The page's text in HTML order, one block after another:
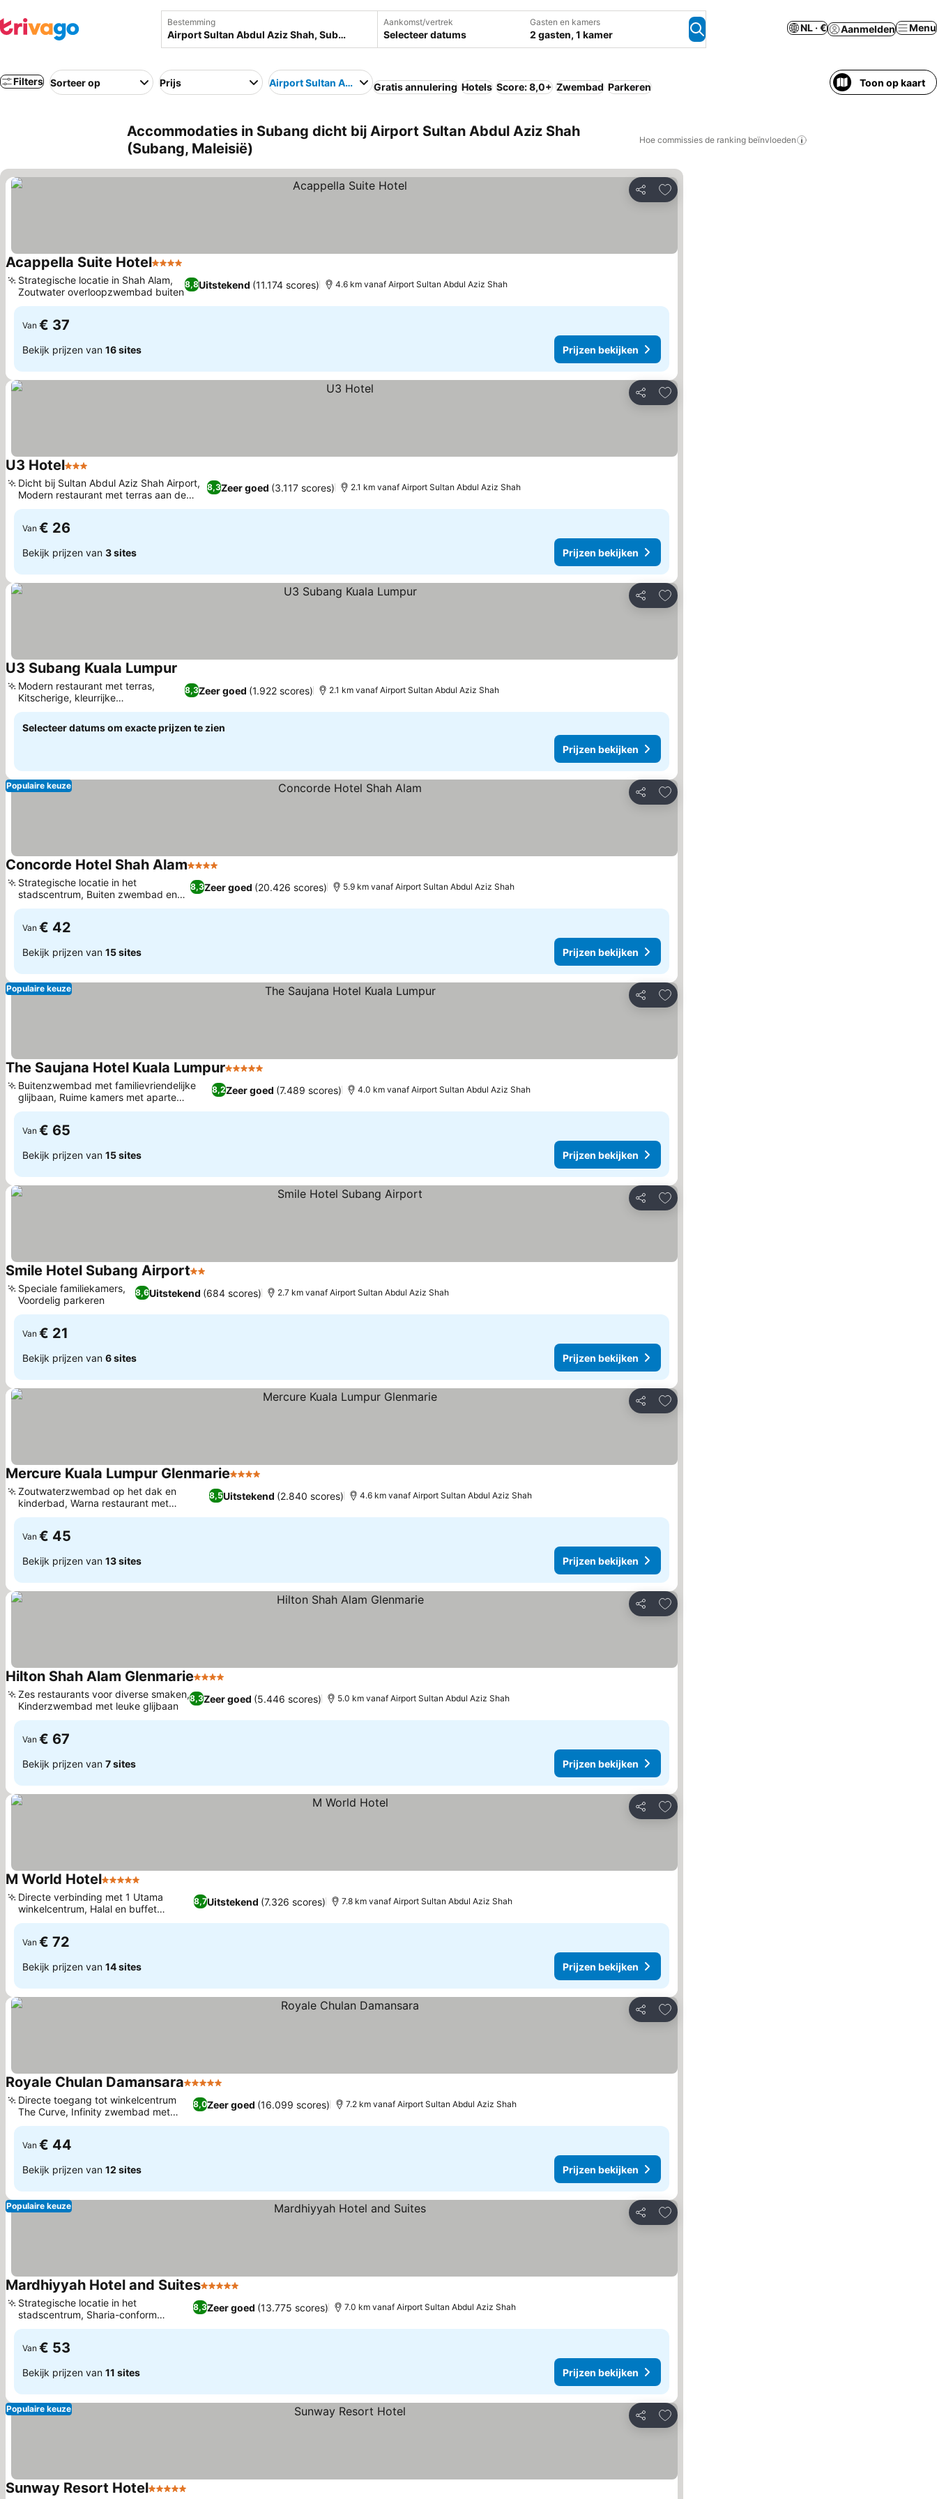
Bestemming Aankomst/vertrek
Selecteer datums
Gasten en kamers
2 gasten, 1 kamer
NL · € Aanmelden Menu
Filters Sorteer op Prijs Airport Sultan Abdul Aziz ShahGratis annulering Hotels Score: 8,0+ Zwembad Parkeren Toon op kaart
Accommodaties in Subang dicht bij Airport Sultan Abdul Aziz Shah
(Subang, Maleisië)
Hoe commissies de ranking beïnvloeden
Delen
Toevoegen aan favorieten
Acappella Suite Hotel4 Sterren
8,8Uitstekend (11.174 scores)
Strategische locatie in Shah Alam,
Zoutwater overloopzwembad buiten
4.6 km vanaf Airport Sultan Abdul Aziz Shah
Van € 37
Bekijk prijzen van 16 sites Prijzen bekijken
Delen
Toevoegen aan favorieten
U3 Hotel3 Sterren
8,3Zeer goed (3.117 scores)
Dicht bij Sultan Abdul Aziz Shah Airport,
Modern restaurant met terras aan de
stoep
2.1 km vanaf Airport Sultan Abdul Aziz Shah
Van € 26
Bekijk prijzen van 3 sites Prijzen bekijken
Delen
Toevoegen aan favorieten
U3 Subang Kuala Lumpur
8,3Zeer goed (1.922 scores)
Modern restaurant met terras,
Kitscherige, kleurrijke
kamerontwerpen
2.1 km vanaf Airport Sultan Abdul Aziz Shah
Selecteer datums om exacte prijzen te zien
Prijzen bekijken
Delen
Toevoegen aan favorieten
Populaire keuze
Concorde Hotel Shah Alam4 Sterren
8,3Zeer goed (20.426 scores)
Strategische locatie in het
stadscentrum, Buiten zwembad en
kinderbaden
5.9 km vanaf Airport Sultan Abdul Aziz Shah
Van € 42
Bekijk prijzen van 15 sites Prijzen bekijken
Delen
Toevoegen aan favorieten
Populaire keuze
The Saujana Hotel Kuala Lumpur5 Sterren
8,2Zeer goed (7.489 scores)
Buitenzwembad met familievriendelijke
glijbaan, Ruime kamers met aparte
woonruimtes
4.0 km vanaf Airport Sultan Abdul Aziz Shah
Van € 65
Bekijk prijzen van 15 sites Prijzen bekijken
Delen
Toevoegen aan favorieten
Smile Hotel Subang Airport2 Sterren
8,6Uitstekend (684 scores)
Speciale familiekamers,
Voordelig parkeren
2.7 km vanaf Airport Sultan Abdul Aziz Shah
Van € 21
Bekijk prijzen van 6 sites Prijzen bekijken
Delen
Toevoegen aan favorieten
Mercure Kuala Lumpur Glenmarie4 Sterren
8,5Uitstekend (2.840 scores)
Zoutwaterzwembad op het dak en
kinderbad, Warna restaurant met
foodtruckconcept
4.6 km vanaf Airport Sultan Abdul Aziz Shah
Van € 45
Bekijk prijzen van 13 sites Prijzen bekijken
Delen
Toevoegen aan favorieten
Hilton Shah Alam Glenmarie4 Sterren
8,3Zeer goed (5.446 scores)
Zes restaurants voor diverse smaken,
Kinderzwembad met leuke glijbaan
5.0 km vanaf Airport Sultan Abdul Aziz Shah
Van € 67
Bekijk prijzen van 7 sites Prijzen bekijken
Delen
Toevoegen aan favorieten
M World Hotel5 Sterren
8,7Uitstekend (7.326 scores)
Directe verbinding met 1 Utama
winkelcentrum, Halal en buffet
ontbijtopties
7.8 km vanaf Airport Sultan Abdul Aziz Shah
Van € 72
Bekijk prijzen van 14 sites Prijzen bekijken
Delen
Toevoegen aan favorieten
Royale Chulan Damansara5 Sterren
8,0Zeer goed (16.099 scores)
Directe toegang tot winkelcentrum
The Curve, Infinity zwembad met
uitzicht
7.2 km vanaf Airport Sultan Abdul Aziz Shah
Van € 44
Bekijk prijzen van 12 sites Prijzen bekijken
Delen
Toevoegen aan favorieten
Populaire keuze
Mardhiyyah Hotel and Suites5 Sterren
8,3Zeer goed (13.775 scores)
Strategische locatie in het
stadscentrum, Sharia-conform
internationaal hotel
7.0 km vanaf Airport Sultan Abdul Aziz Shah
Van € 53
Bekijk prijzen van 11 sites Prijzen bekijken
Delen
Toevoegen aan favorieten
Populaire keuze
Sunway Resort Hotel5 Sterren